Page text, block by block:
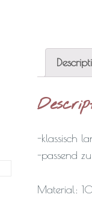
-klassisch
-passend
Material: